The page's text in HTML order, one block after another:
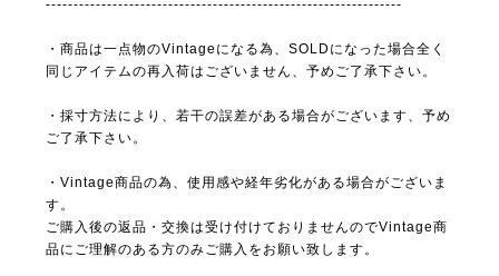
----------------------------------------------------------------
・商品は一点物のVintageになる為、SOLDになった場合全く
同じアイテムの再入荷はございません、予めご了承下さい。
・採寸方法により、若干の誤差がある場合がございます、予め
ご了承下さい。
・Vintage商品の為、使用感や経年劣化がある場合がございま
す。
ご購入後の返品・交換は受け付けておりませんのでVintage商
品にご理解のある方のみご購入をお願い致します。